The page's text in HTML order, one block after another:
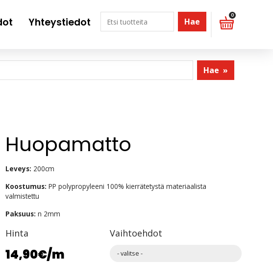
Yhteystiedot Hae
0
Hae »
Huopamatto
Leveys: 200cm
Koostumus: PP polypropyleeni 100% kierrätetystä materiaalista
valmistettu
Paksuus: n 2mm
Hinta
14,90€/m
Vaihtoehdot
- valitse -